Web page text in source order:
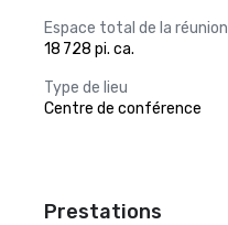
Espace total de la réunion
18 728 pi. ca.
Type de lieu
Centre de conférence
Prestations